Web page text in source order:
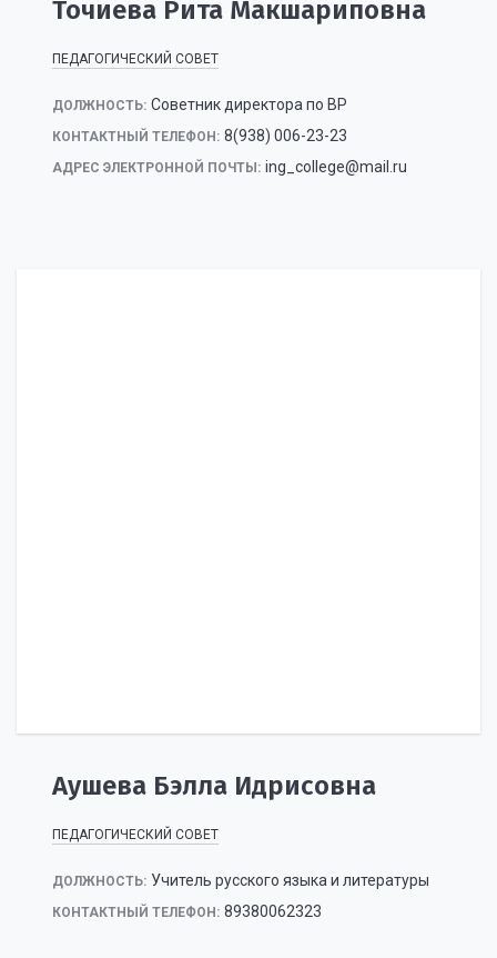
Точиева Рита Макшариповна
ПЕДАГОГИЧЕСКИЙ СОВЕТ
ДОЛЖНОСТЬ: Советник директора по ВР
КОНТАКТНЫЙ ТЕЛЕФОН: 8(938) 006-23-23
АДРЕС ЭЛЕКТРОННОЙ ПОЧТЫ: ing_college@mail.ru
Аушева Бэлла Идрисовна
ПЕДАГОГИЧЕСКИЙ СОВЕТ
ДОЛЖНОСТЬ: Учитель русского языка и литературы
КОНТАКТНЫЙ ТЕЛЕФОН: 89380062323